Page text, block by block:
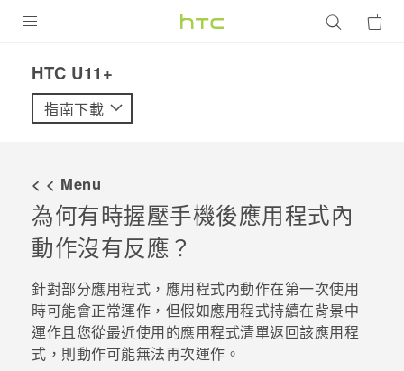
VIVE
配件
VIVERSE
優惠專區
焦點訊息
校園專案
銷售門市
銷售通路
支援服務
HTC U11+‎
指南下載
< < Menu
為何有時握壓手機後應用程式內
動作沒有反應？
針對部分應用程式，應用程式內動作在第一次使用
時可能會正常運作，但假如應用程式持續在背景中
運作且您從最近使用的應用程式清單返回該應用程
式，則動作可能無法再次運作。